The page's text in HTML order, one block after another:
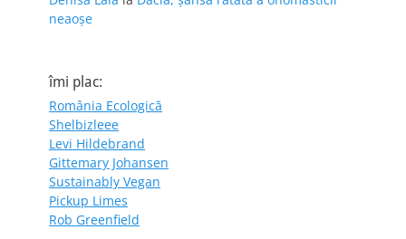
neaoșe
îmi plac:
România Ecologică
Shelbizleee
Levi Hildebrand
Gittemary Johansen
Sustainably Vegan
Pickup Limes
Rob Greenfield